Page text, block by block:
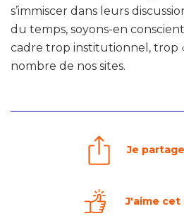
s’immiscer dans leurs
du temps, soyons-en
cadre trop institutionnel, trop
nombre de nos sites.
Je
J'aime cet